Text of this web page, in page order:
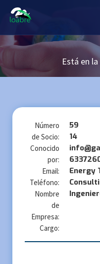
Está en
Número
de Socio:
Conocido
por:
Email:
Teléfono:
Nombre
de
Empresa:
Cargo:
59
14
Energy